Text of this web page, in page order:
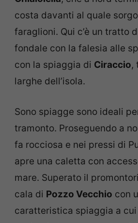
costa davanti al quale
faraglioni. Qui c’è un tratto
fondale con la falesia alle
con la spiaggia di Ciraccio,
larghe dell’isola.
Sono spiagge sono ideali
tramonto. Proseguendo a
fa rocciosa e nei pressi di
apre una caletta con
mare. Superato il
cala di Pozzo Vecchio con
caratteristica spiaggia a